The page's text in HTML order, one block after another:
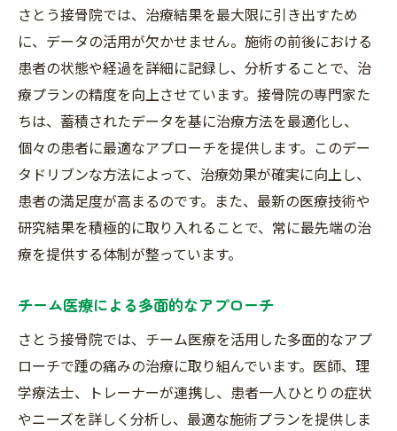
さとう接骨院では、治療結果を最大限に引き出すため
に、データの活用が欠かせません。施術の前後における
患者の状態や経過を詳細に記録し、分析することで、治
療プランの精度を向上させています。接骨院の専門家た
ちは、蓄積されたデータを基に治療方法を最適化し、
個々の患者に最適なアプローチを提供します。このデー
タドリブンな方法によって、治療効果が確実に向上し、
患者の満足度が高まるのです。また、最新の医療技術や
研究結果を積極的に取り入れることで、常に最先端の治
療を提供する体制が整っています。
チーム医療による多面的なアプローチ
さとう接骨院では、チーム医療を活用した多面的なアプ
ローチで踵の痛みの治療に取り組んでいます。医師、理
学療法士、トレーナーが連携し、患者一人ひとりの症状
やニーズを詳しく分析し、最適な施術プランを提供しま